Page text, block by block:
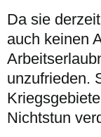
Da sie
auch keinen
unzufrieden.
Nichtstun